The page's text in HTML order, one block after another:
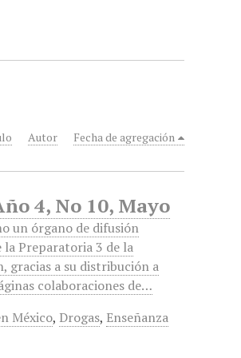
Autor Fecha de agregación
4, No 10, Mayo
un órgano de difusión
Preparatoria 3 de la
gracias a su distribución a
colaboraciones de…
México, Drogas, Enseñanza